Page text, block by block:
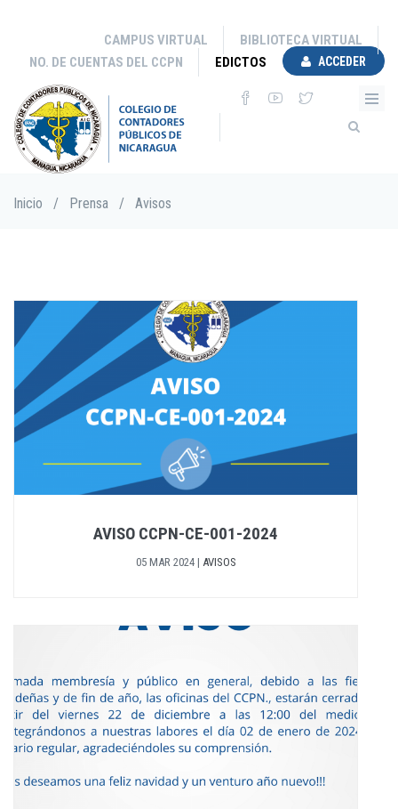
contenido
CAMPUS VIRTUAL
BIBLIOTECA VIRTUAL
NO. DE CUENTAS DEL CCPN
EDICTOS ACCEDER
Sobrescribir
la
navegación
Inicio / Prensa / Avisos
AVISO CCPN-CE-001-2024
05 MAR 2024 | AVISOS